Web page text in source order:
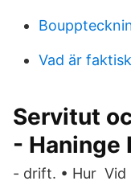
Vad är
Servitut
- Haninge
- drift. • Hur Vid